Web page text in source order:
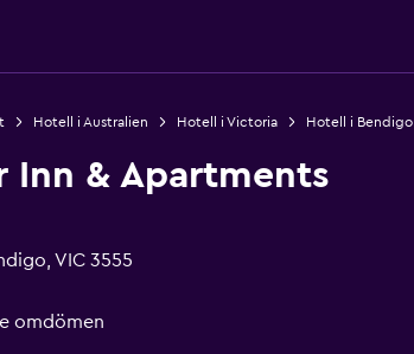
Hotell i Australien Hotell i Victoria Hotell i Bendigo
Inn & Apartments
VIC 3555
omdömen